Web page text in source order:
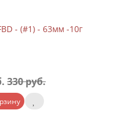
- (#1) - 63мм -10г
330 руб.